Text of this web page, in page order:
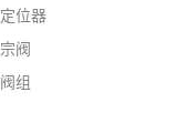
定位器
宗阀
阀组